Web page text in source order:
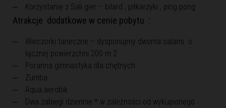
Korzystanie z Sali gier – bilard , piłkarzyki , ping pong
Atrakcje dodatkowe w cenie pobytu :
Wieczorki taneczne – dysponujmy dwoma salami o
łącznej powierzchni 200 m 2
Poranna gimnastyka dla chętnych
Zumba
Aqua aerobik
Dwa zabiegi dziennie * w zależności od wykupionego